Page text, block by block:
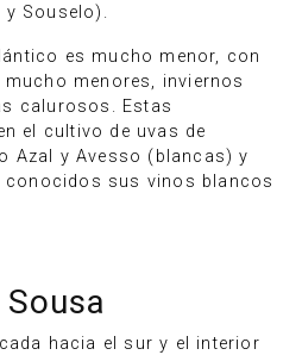
y Souselo).
es mucho menor, con
menores, inviernos
calurosos. Estas
el cultivo de uvas de
Azal y Avesso (blancas) y
conocidos sus vinos blancos
hacia el sur y el interior